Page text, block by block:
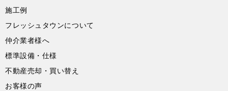
施工例
フレッシュタウンについて
仲介業者様へ
標準設備・仕様
不動産売却・買い替え
お客様の声